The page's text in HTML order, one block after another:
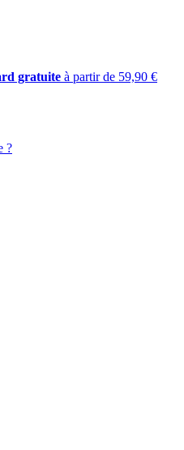
gratuite à partir de 59,90 €
?